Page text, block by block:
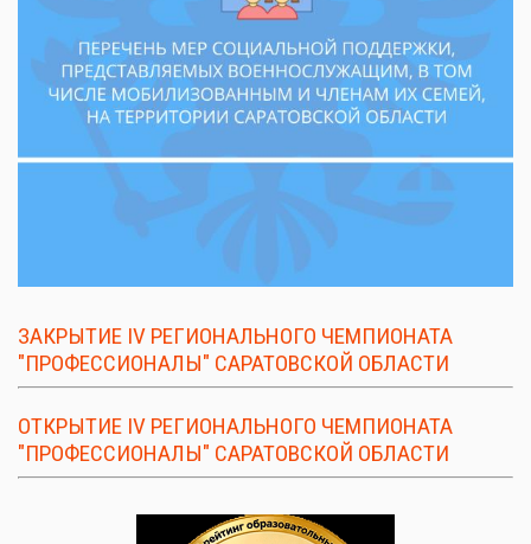
ЗАКРЫТИЕ IV РЕГИОНАЛЬНОГО ЧЕМПИОНАТА
"ПРОФЕССИОНАЛЫ" САРАТОВСКОЙ ОБЛАСТИ
ОТКРЫТИЕ IV РЕГИОНАЛЬНОГО ЧЕМПИОНАТА
"ПРОФЕССИОНАЛЫ" САРАТОВСКОЙ ОБЛАСТИ